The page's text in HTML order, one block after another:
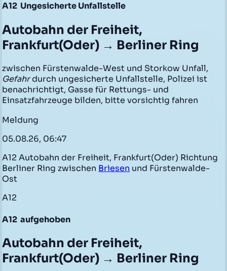
A12 Ungesicherte Unfallstelle
Autobahn der Freiheit,
Frankfurt(Oder) → Berliner Ring
zwischen Fürstenwalde-West und Storkow Unfall,
Gefahrdurch ungesicherte Unfallstelle, Polizei ist
benachrichtigt, Gasse für Rettungs- und
Einsatzfahrzeuge bilden, bitte vorsichtig fahren
Meldung
05.08.26, 06:47
A12 Autobahn der Freiheit, Frankfurt(Oder) Richtung
Berliner Ring zwischen Briesen und Fürstenwalde-
Ost
A12
A12 aufgehoben
Autobahn der Freiheit,
Frankfurt(Oder) → Berliner Ring